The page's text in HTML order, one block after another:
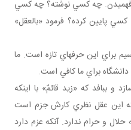
چه کسي نوشته؟ چه کسي
پايين کرده؟ فرمود «بالعقل»
براي اين حرف هاي تازه است. ما
براي ما کافي است.
و ببافد که «زيد قائمٌ» با اينکه
اين عقل نظري کارش جزم است
و حرام ندارد. آنکه عزم دارد